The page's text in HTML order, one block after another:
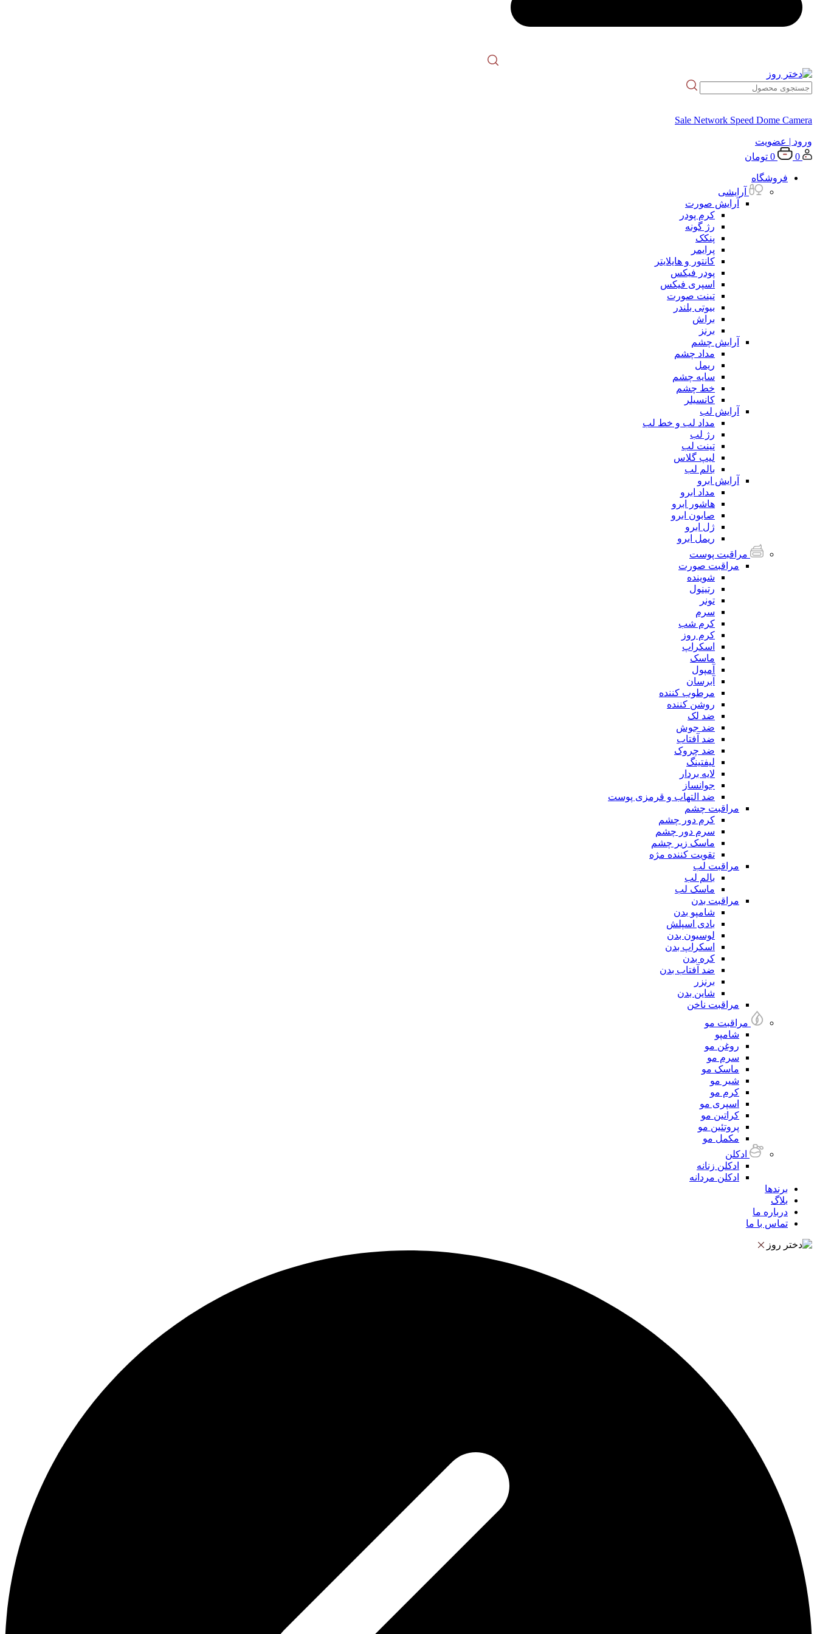
Sale Network Speed Dome Camera
ورود | عضویت
0
0 تومان
فروشگاه
آرایشی
آرایش صورت
کرم پودر
رژ گونه
پنکک
پرایمر
کانتور و هایلایتر
پودر فیکس
اسپری فیکس
تینت صورت
بیوتی بلندر
براش
برنز
آرایش چشم
مداد چشم
ریمل
سایه چشم
خط چشم
کانسیلر
آرایش لب
مداد لب و خط لب
رژ لب
تینت لب
لیپ گلاس
بالم لب
آرایش ابرو
مداد ابرو
هاشور ابرو
صابون ابرو
ژل ابرو
ریمل ابرو
مراقبت پوست
مراقبت صورت
شوینده
رتینول
تونر
سرم
کرم شب
کرم روز
اسکراپ
ماسک
آمپول
آبرسان
مرطوب کننده
روشن کننده
ضد لک
ضد جوش
ضد آفتاب
ضد چروک
لیفتینگ
لایه بردار
جوانساز
ضد التهاب و قرمزی پوست
مراقبت چشم
کرم دور چشم
سرم دور چشم
ماسک زیر چشم
تقویت کننده مژه
مراقبت لب
بالم لب
ماسک لب
مراقبت بدن
شامپو بدن
بادی اسپلش
لوسیون بدن
اسکراپ بدن
کره بدن
ضد آفتاب بدن
برنزر
شاین بدن
مراقبت ناخن
مراقبت مو
شامپو
روغن مو
سرم مو
ماسک مو
شیر مو
کرم مو
اسپری مو
کراتین مو
پروتئین مو
مکمل مو
ادکلن
ادکلن زنانه
ادکلن مردانه
برندها
بلاگ
درباره ما
تماس با ما